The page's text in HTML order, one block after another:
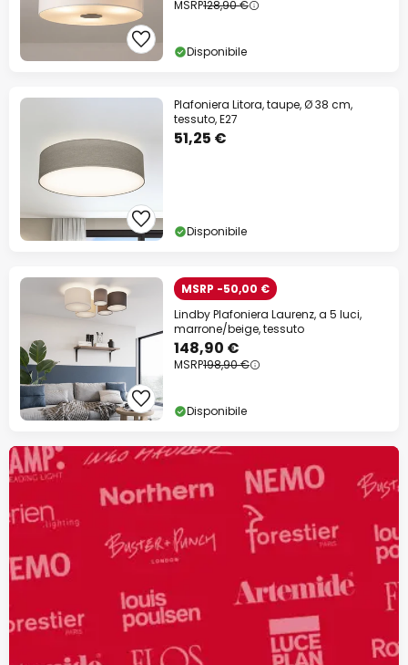
MSRP128,90 €
Disponibile
Plafoniera Litora, taupe, Ø 38 cm,
tessuto, E27
51,25 €
Disponibile
MSRP -50,00 €
Lindby Plafoniera Laurenz, a 5 luci,
marrone/beige, tessuto
148,90 €
MSRP198,90 €
Disponibile